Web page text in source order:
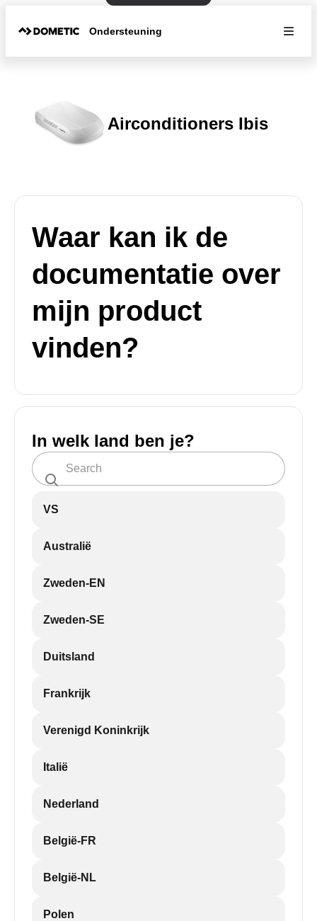
Ondersteuning
Airconditioners Ibis
Waar kan ik de
documentatie over
mijn product
vinden?
In welk land ben je?
VS
Australië
Zweden-EN
Zweden-SE
Duitsland
Frankrijk
Verenigd Koninkrijk
Italië
Nederland
België-FR
België-NL
Polen